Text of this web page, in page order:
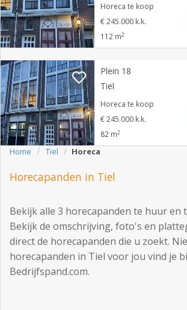
Registreren
Login
Horeca te koop
€ 245.000 k.k.
112 m2
Plein 18
Tiel
Horeca te koop
€ 245.000 k.k.
82 m2
Home Tiel Horeca
Horecapanden in Tiel
Bekijk alle 3 horecapanden te huur en
Bekijk de omschrijving, foto's en
direct de horecapanden die u zoekt.
horecapanden in Tiel voor jou vind je
Bedrijfspand.com.